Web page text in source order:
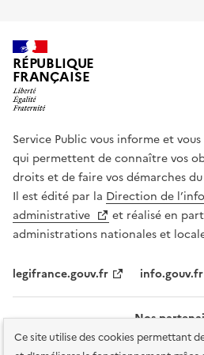
Ce site utilise des cookies permettant
RÉPUBLIQUE
FRANÇAISE
Service Public vous informe et
qui permettent de connaître vos
droits et de faire vos démarches
Il est édité par la Direction de
administrative
et réalisé en
administrations nationales et
legifrance.gouv.fr info.gouv.fr
Nos